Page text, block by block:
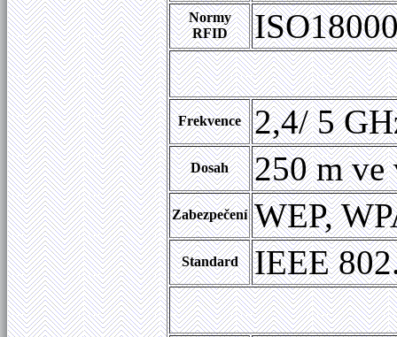
Normy
RFID
Frekvence 2,4/ 5
Dosah 250 m ve
Zabezpečení WEP,
Standard IEEE